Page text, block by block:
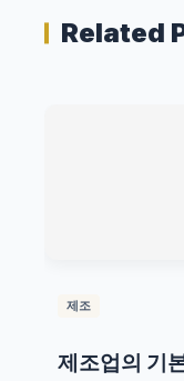
Related
제조
제조업의 기